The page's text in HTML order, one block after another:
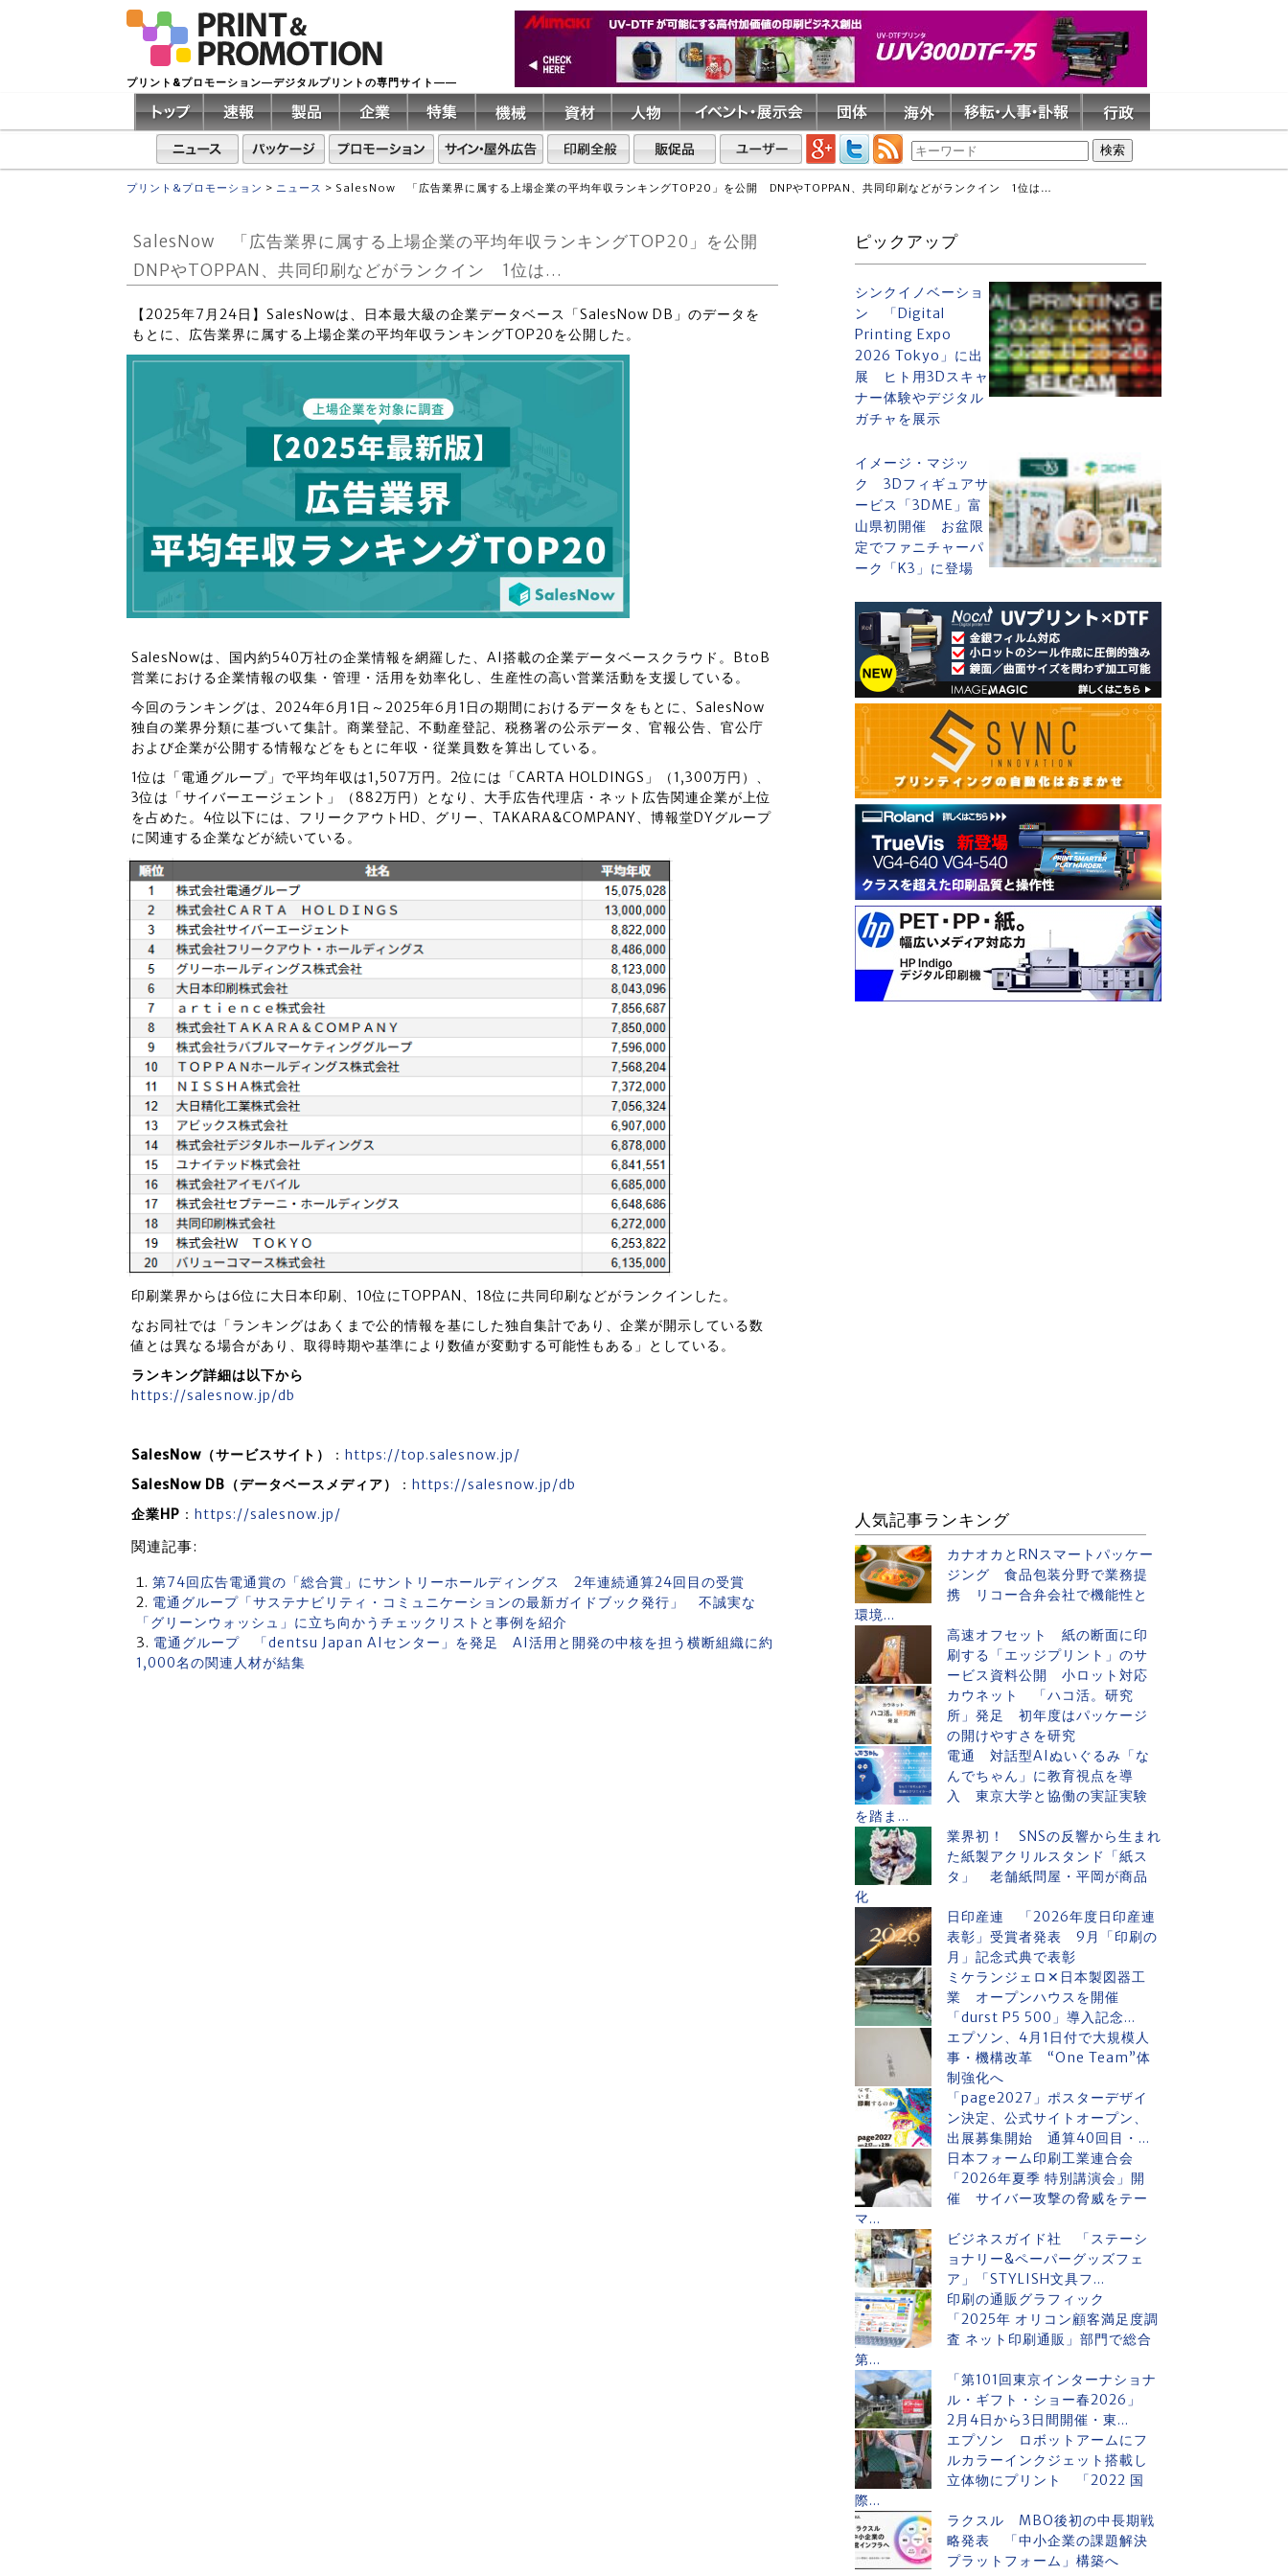
プリント&プロモーション―デジタルプリントの専門サイト――
プリント&プロモーション > ニュース > SalesNow 「広告業界に属する上場企業の平均年収ランキングTOP20」を公開 DNPやTOPPAN、共同印刷などがランクイン 1位は…
SalesNow 「広告業界に属する上場企業の平均年収ランキングTOP20」を公開
DNPやTOPPAN、共同印刷などがランクイン 1位は…
【2025年7月24日】SalesNowは、日本最大級の企業データベース「SalesNow DB」のデータを
もとに、広告業界に属する上場企業の平均年収ランキングTOP20を公開した。
SalesNowは、国内約540万社の企業情報を網羅した、AI搭載の企業データベースクラウド。BtoB
営業における企業情報の収集・管理・活用を効率化し、生産性の高い営業活動を支援している。
今回のランキングは、2024年6月1日～2025年6月1日の期間におけるデータをもとに、SalesNow
独自の業界分類に基づいて集計。商業登記、不動産登記、税務署の公示データ、官報公告、官公庁
および企業が公開する情報などをもとに年収・従業員数を算出している。
1位は「電通グループ」で平均年収は1,507万円。2位には「CARTA HOLDINGS」（1,300万円）、
3位は「サイバーエージェント」（882万円）となり、大手広告代理店・ネット広告関連企業が上位
を占めた。4位以下には、フリークアウトHD、グリー、TAKARA&COMPANY、博報堂DYグループ
に関連する企業などが続いている。
印刷業界からは6位に大日本印刷、10位にTOPPAN、18位に共同印刷などがランクインした。
なお同社では「ランキングはあくまで公的情報を基にした独自集計であり、企業が開示している数
値とは異なる場合があり、取得時期や基準により数値が変動する可能性もある」としている。
ランキング詳細は以下から
https://salesnow.jp/db
SalesNow（サービスサイト） ： https://top.salesnow.jp/
SalesNow DB（データベースメディア）
： https://salesnow.jp/db
企業HP ： https://salesnow.jp/
関連記事:
第74回広告電通賞の「総合賞」にサントリーホールディングス 2年連続通算24回目の受賞
電通グループ「サステナビリティ・コミュニケーションの最新ガイドブック発行」 不誠実な
「グリーンウォッシュ」に立ち向かうチェックリストと事例を紹介
電通グループ 「dentsu Japan AIセンター」を発足 AI活用と開発の中核を担う横断組織に約
1,000名の関連人材が結集
ピックアップ
シンクイノベーショ
ン 「Digital
Printing Expo
2026 Tokyo」に出
展 ヒト用3Dスキャ
ナー体験やデジタル
ガチャを展示
イメージ・マジッ
ク 3Dフィギュアサ
ービス「3DME」富
山県初開催 お盆限
定でファニチャーパ
ーク「K3」に登場
人気記事ランキング
カナオカとRNスマートパッケー
ジング 食品包装分野で業務提
携 リコー合弁会社で機能性と
環境...
高速オフセット 紙の断面に印
刷する「エッジプリント」のサ
ービス資料公開 小ロット対応
カウネット 「ハコ活。研究
所」発足 初年度はパッケージ
の開けやすさを研究
電通 対話型AIぬいぐるみ「な
んでちゃん」に教育視点を導
入 東京大学と協働の実証実験
を踏ま...
業界初！ SNSの反響から生まれ
た紙製アクリルスタンド「紙ス
タ」 老舗紙問屋・平岡が商品
化
日印産連 「2026年度日印産連
表彰」受賞者発表 9月「印刷の
月」記念式典で表彰
ミケランジェロ✕日本製図器工
業 オープンハウスを開催
「durst P5 500」導入記念...
エプソン、4月1日付で大規模人
事・機構改革 “One Team”体
制強化へ
「page2027」ポスターデザイ
ン決定、公式サイトオープン、
出展募集開始 通算40回目・...
日本フォーム印刷工業連合会
「2026年夏季 特別講演会」開
催 サイバー攻撃の脅威をテー
マ...
ビジネスガイド社 「ステーシ
ョナリー&ペーパーグッズフェ
ア」「STYLISH文具フ...
印刷の通販グラフィック
「2025年 オリコン顧客満足度調
査 ネット印刷通販」部門で総合
第...
「第101回東京インターナショナ
ル・ギフト・ショー春2026」
2月4日から3日間開催・東...
エプソン ロボットアームにフ
ルカラーインクジェット搭載し
立体物にプリント 「2022 国
際...
ラクスル MBO後初の中長期戦
略発表 「中小企業の課題解決
プラットフォーム」構築へ